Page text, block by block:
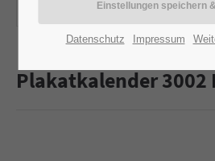
Sonderanfertigungen
Plakatkalender 3002
Datenschutz Impressum